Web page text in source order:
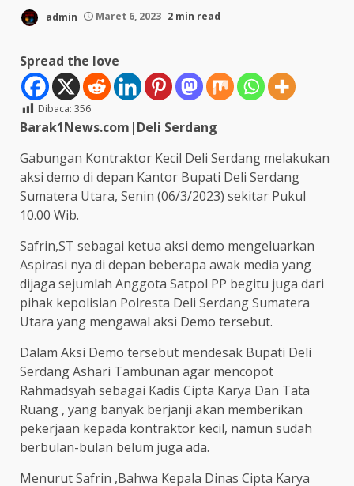
admin Maret 6, 2023 2 min read
Spread the love
Dibaca: 356
Barak1News.com|Deli Serdang
Gabungan Kontraktor Kecil Deli Serdang melakukan
aksi demo di depan Kantor Bupati Deli Serdang
Sumatera Utara, Senin (06/3/2023) sekitar Pukul
10.00 Wib.
Safrin,ST sebagai ketua aksi demo mengeluarkan
Aspirasi nya di depan beberapa awak media yang
dijaga sejumlah Anggota Satpol PP begitu juga dari
pihak kepolisian Polresta Deli Serdang Sumatera
Utara yang mengawal aksi Demo tersebut.
Dalam Aksi Demo tersebut mendesak Bupati Deli
Serdang Ashari Tambunan agar mencopot
Rahmadsyah sebagai Kadis Cipta Karya Dan Tata
Ruang , yang banyak berjanji akan memberikan
pekerjaan kepada kontraktor kecil, namun sudah
berbulan-bulan belum juga ada.
Menurut Safrin ,Bahwa Kepala Dinas Cipta Karya